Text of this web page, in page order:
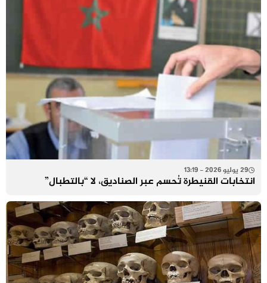
29 يوليو 2026 - 13:19
انتخابات القنيطرة تُحسم عبر الصناديق، لا “بالتطبال”